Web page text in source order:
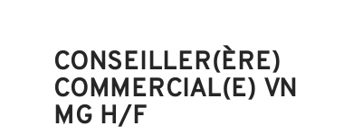
CONSEILLER(ÈRE)
COMMERCIAL(E) VN
MG H/F